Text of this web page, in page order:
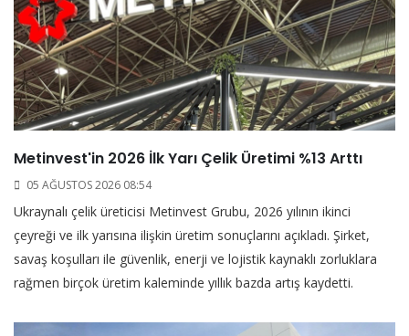
Metinvest'in 2026 İlk Yarı Çelik Üretimi %13 Arttı
05 AĞUSTOS 2026 08:54
Ukraynalı çelik üreticisi Metinvest Grubu, 2026 yılının ikinci
çeyreği ve ilk yarısına ilişkin üretim sonuçlarını açıkladı. Şirket,
savaş koşulları ile güvenlik, enerji ve lojistik kaynaklı zorluklara
rağmen birçok üretim kaleminde yıllık bazda artış kaydetti.